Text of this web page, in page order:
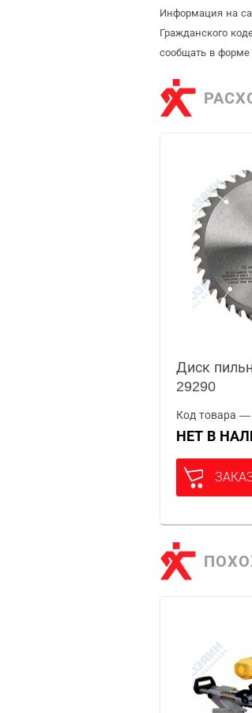
Информация на
Гражданского
сообщать в форме
Диск
29290
Код товара —
НЕТ В